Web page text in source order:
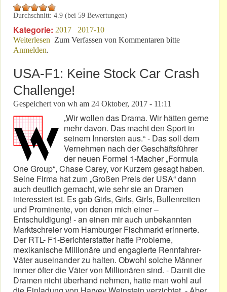
Durchschnitt: 4.9 (bei 59 Bewertungen)
Kategorie: 2017
2017-10
Weiterlesen über „Rock am Ring“ 2018: In Nürnberg günstiger!
Zum Verfassen von Kommentaren bitte
Anmelden.
USA-F1: Keine Stock Car Crash
Challenge!
Gespeichert von wh am 24 Oktober, 2017 - 11:11
„Wir wollen das Drama. Wir hätten gerne
mehr davon. Das macht den Sport in
seinem Innersten aus.“ - Das soll dem
Vernehmen nach der Geschäftsführer
der neuen Formel 1-Macher „Formula
One Group“, Chase Carey, vor Kurzem gesagt haben.
Seine Firma hat zum „Großen Preis der USA“ dann
auch deutlich gemacht, wie sehr sie an Dramen
interessiert ist. Es gab Girls, Girls, Girls, Bullenreiten
und Prominente, von denen mich einer –
Entschuldigung! - an einen mir auch unbekannten
Marktschreier vom Hamburger Fischmarkt erinnerte.
Der RTL- F1-Berichterstatter hatte Probleme,
mexikanische Millionäre und engagierte Rennfahrer-
Väter auseinander zu halten. Obwohl solche Männer
immer öfter die Väter von Millionären sind. - Damit die
Dramen nicht überhand nehmen, hatte man wohl auf